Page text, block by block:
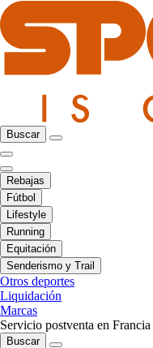
Buscar
Rebajas
Fútbol
Lifestyle
Running
Equitación
Senderismo y Trail
Otros deportes
Liquidación
Marcas
Servicio postventa en Francia
Buscar